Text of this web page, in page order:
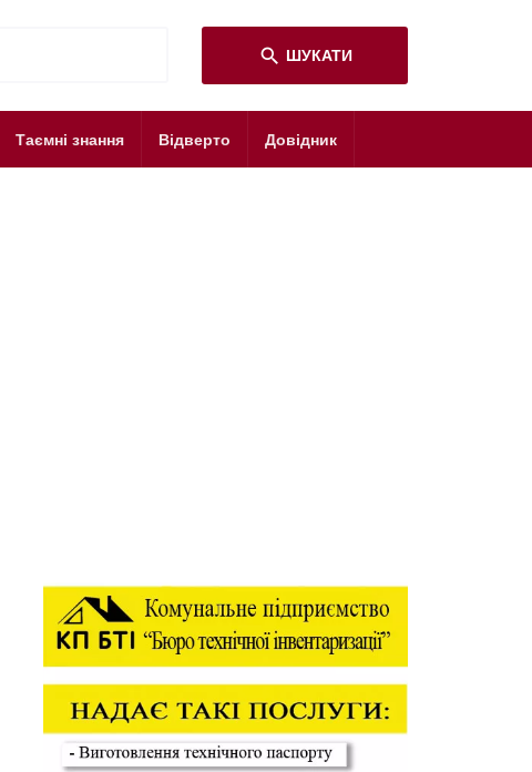
search ШУКАТИ
Таємні знання Відверто Довідник